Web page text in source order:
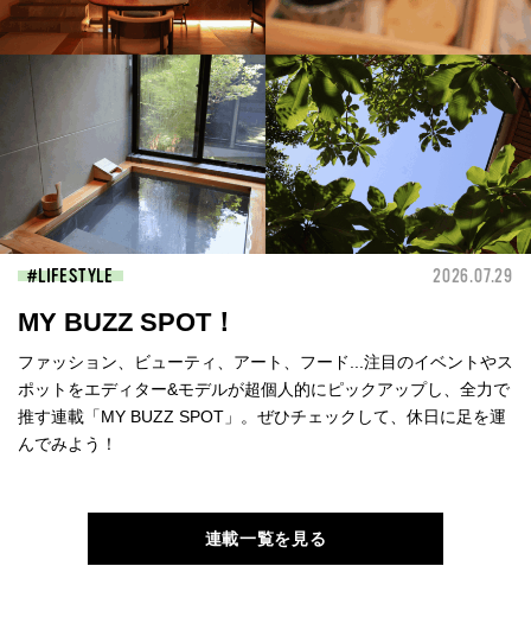
LIFESTYLE 2026.07.29
MY BUZZ SPOT！
ファッション、ビューティ、アート、フード...注目のイベントやス
ポットをエディター&モデルが超個人的にピックアップし、全力で
推す連載「MY BUZZ SPOT」。ぜひチェックして、休日に足を運
んでみよう！
連載一覧を見る